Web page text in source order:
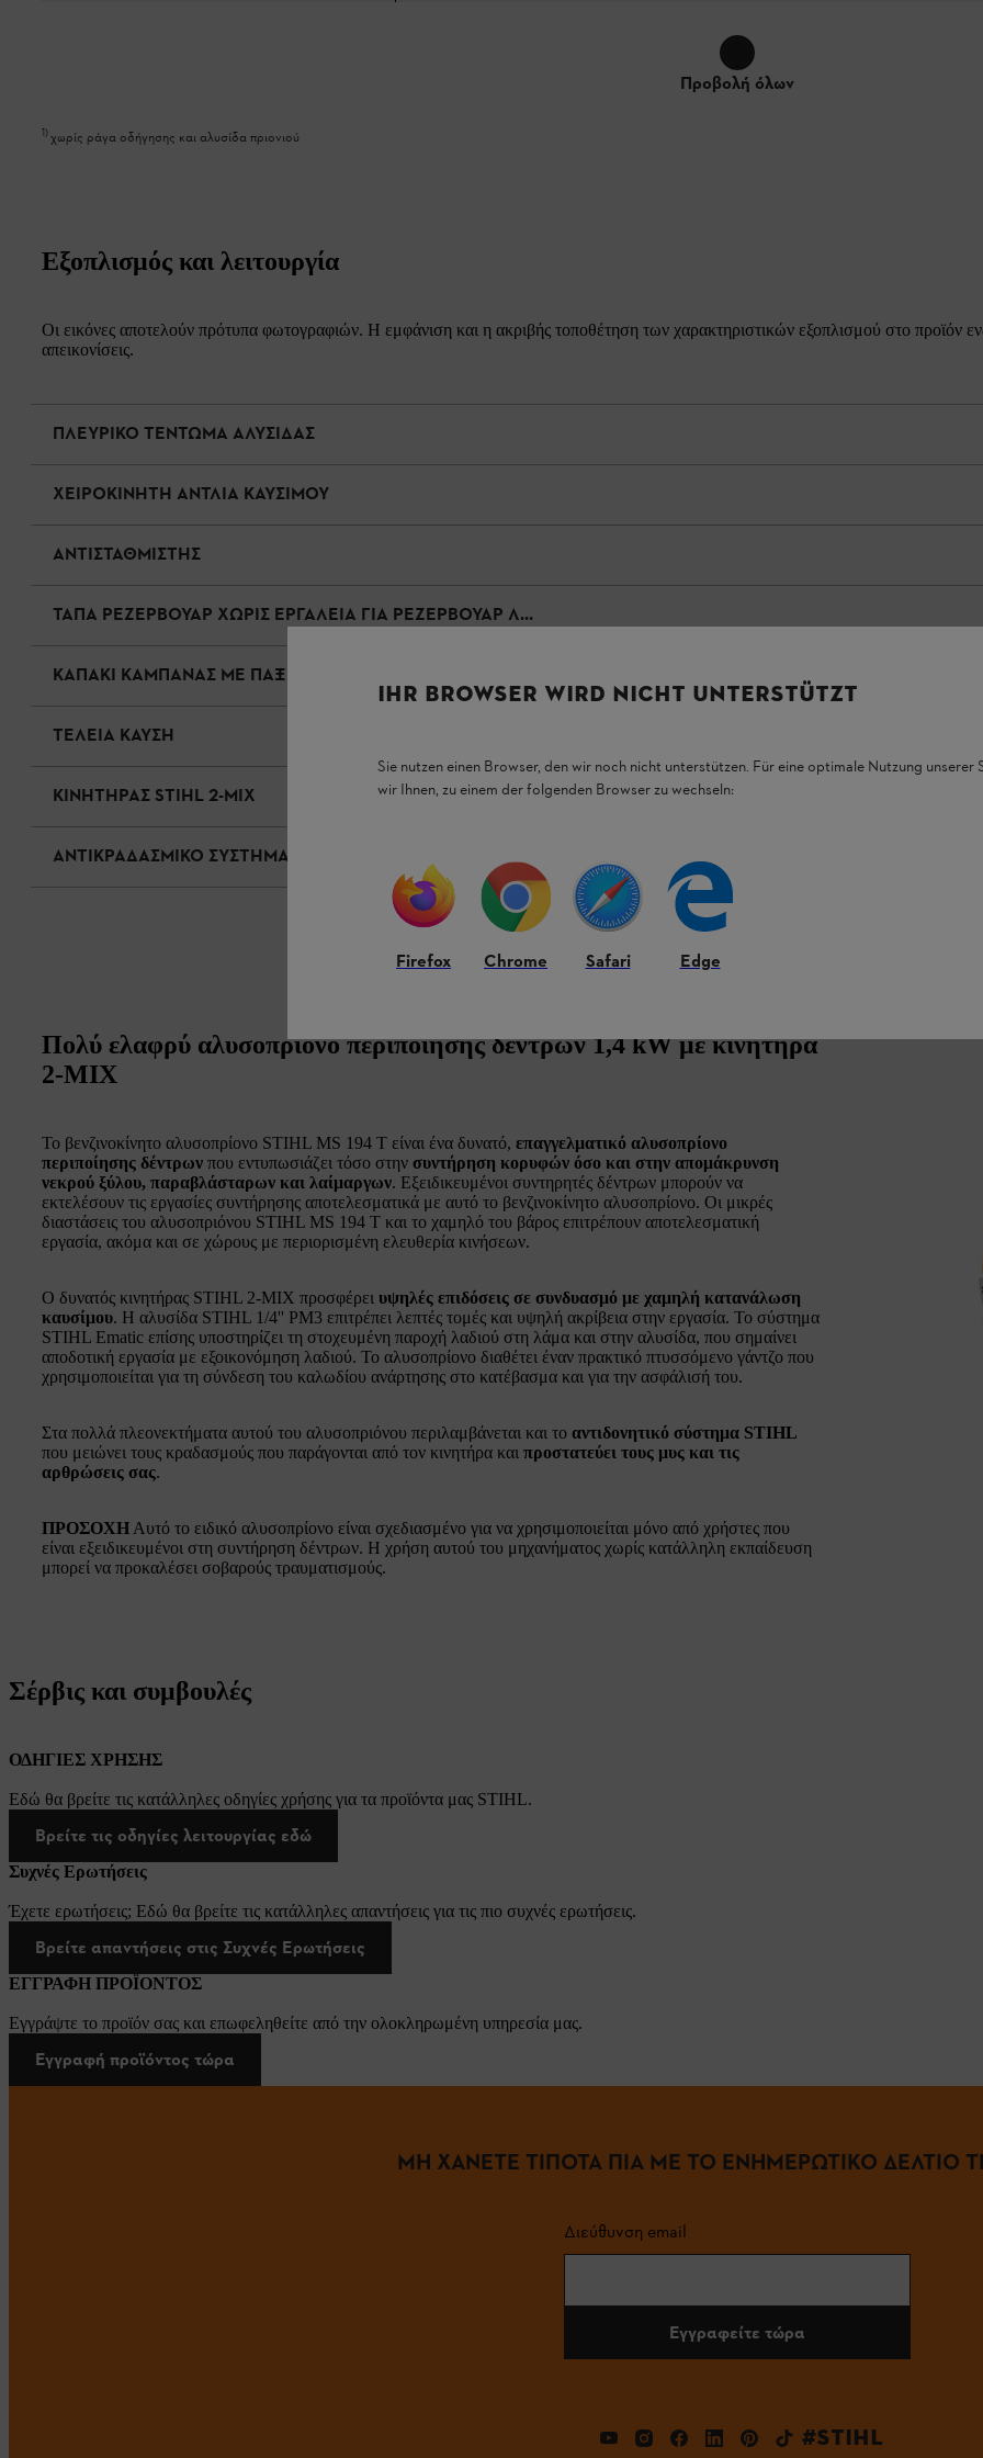
Προβολή όλων
1)χωρίς ράγα οδήγησης και αλυσίδα πριονιού
Εξοπλισμός και λειτουργία
Οι εικόνες αποτελούν πρότυπα φωτογραφιών. Η εμφάνιση και η ακριβής τοποθέτηση των χαρακτηριστικών εξοπλισμού στο προϊόν
απεικονίσεις.
ΠΛΕΥΡΙΚΟ ΤΕΝΤΩΜΑ ΑΛΥΣΙΔΑΣ
ΧΕΙΡΟΚΙΝΗΤΗ ΑΝΤΛΙΑ ΚΑΥΣΙΜΟΥ
ΑΝΤΙΣΤΑΘΜΙΣΤΗΣ
ΤΑΠΑ ΡΕΖΕΡΒΟΥΑΡ ΧΩΡΙΣ ΕΡΓΑΛΕΙΑ ΓΙΑ ΡΕΖΕΡΒΟΥΑΡ Λ...
ΚΑΠΑΚΙ ΚΑΜΠΑΝΑΣ ΜΕ ΠΑΞΙΜΑΔΙ ΑΣΦΑΛΕΙΑΣ
ΤΕΛΕΙΑ ΚΑΥΣΗ
ΚΙΝΗΤΗΡΑΣ STIHL 2-MIX
ΑΝΤΙΚΡΑΔΑΣΜΙΚΟ ΣΥΣΤΗΜΑ STIHL
Πολύ ελαφρύ αλυσοπρίονο περιποίησης δέντρων 1,4 kW με κινητήρα
2-MIX
Το βενζινοκίνητο αλυσοπρίονο STIHL MS 194 T είναι ένα δυνατό, επαγγελματικό αλυσοπρίονο
περιποίησης δέντρων που εντυπωσιάζει τόσο στην συντήρηση κορυφών όσο και στην απομάκρυνση
νεκρού ξύλου, παραβλάσταρων και λαίμαργων. Εξειδικευμένοι συντηρητές δέντρων μπορούν να
εκτελέσουν τις εργασίες συντήρησης αποτελεσματικά με αυτό το βενζινοκίνητο αλυσοπρίονο. Οι μικρές
διαστάσεις του αλυσοπριόνου STIHL MS 194 T και το χαμηλό του βάρος επιτρέπουν αποτελεσματική
εργασία, ακόμα και σε χώρους με περιορισμένη ελευθερία κινήσεων.
Ο δυνατός κινητήρας STIHL 2-MIX προσφέρει υψηλές επιδόσεις σε συνδυασμό με χαμηλή κατανάλωση
καυσίμου. Η αλυσίδα STIHL 1/4'' PM3 επιτρέπει λεπτές τομές και υψηλή ακρίβεια στην εργασία. Το σύστημα
STIHL Ematic επίσης υποστηρίζει τη στοχευμένη παροχή λαδιού στη λάμα και στην αλυσίδα, που σημαίνει
αποδοτική εργασία με εξοικονόμηση λαδιού. Το αλυσοπρίονο διαθέτει έναν πρακτικό πτυσσόμενο γάντζο που
χρησιμοποιείται για τη σύνδεση του καλωδίου ανάρτησης στο κατέβασμα και για την ασφάλισή του.
Στα πολλά πλεονεκτήματα αυτού του αλυσοπριόνου περιλαμβάνεται και το αντιδονητικό σύστημα STIHL
που μειώνει τους κραδασμούς που παράγονται από τον κινητήρα και προστατεύει τους μυς και τις
αρθρώσεις σας.
ΠΡΟΣΟΧΗ Αυτό το ειδικό αλυσοπρίονο είναι σχεδιασμένο για να χρησιμοποιείται μόνο από χρήστες που
είναι εξειδικευμένοι στη συντήρηση δέντρων. Η χρήση αυτού του μηχανήματος χωρίς κατάλληλη εκπαίδευση
μπορεί να προκαλέσει σοβαρούς τραυματισμούς.
Σέρβις και συμβουλές
ΟΔΗΓΙΕΣ ΧΡΗΣΗΣ
Εδώ θα βρείτε τις κατάλληλες οδηγίες χρήσης για τα προϊόντα μας STIHL.
Βρείτε τις οδηγίες λειτουργίας εδώ
Συχνές Ερωτήσεις
Έχετε ερωτήσεις; Εδώ θα βρείτε τις κατάλληλες απαντήσεις για τις πιο συχνές ερωτήσεις.
Βρείτε απαντήσεις στις Συχνές Ερωτήσεις
ΕΓΓΡΑΦΗ ΠΡΟΪΟΝΤΟΣ
Εγγράψτε το προϊόν σας και επωφεληθείτε από την ολοκληρωμένη υπηρεσία μας.
Εγγραφή προϊόντος τώρα
ΜΗ ΧΑΝΕΤΕ ΤΙΠΟΤΑ ΠΙΑ ΜΕ ΤΟ ΕΝΗΜΕΡΩΤΙΚΟ ΔΕΛΤΙΟ
Διεύθυνση email
Εγγραφείτε τώρα
#STIHL
IHR BROWSER WIRD NICHT UNTERSTÜTZT
Sie nutzen einen Browser, den wir noch nicht unterstützen. Für eine optimale Nutzung unserer
wir Ihnen, zu einem der folgenden Browser zu wechseln:
Firefox Chrome Safari Edge